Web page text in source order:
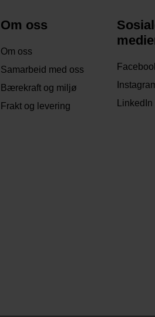
Om oss
Om oss
Samarbeid med oss
Bærekraft og miljø
Frakt og levering
LinkedIn